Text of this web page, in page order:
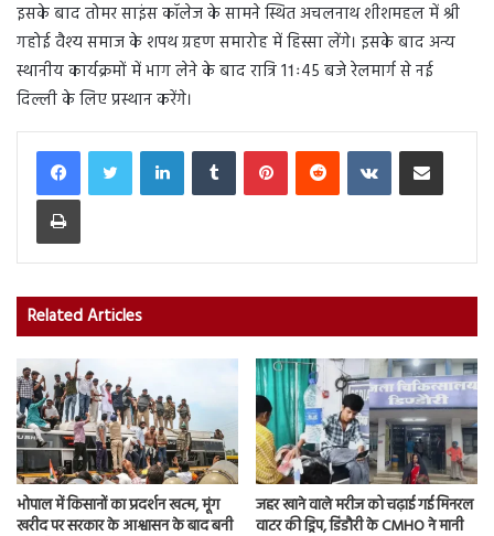
इसके बाद तोमर साइंस कॉलेज के सामने स्थित अचलनाथ शीशमहल में श्री
गहोई वैश्य समाज के शपथ ग्रहण समारोह में हिस्सा लेंगे। इसके बाद अन्य
स्थानीय कार्यक्रमों में भाग लेने के बाद रात्रि 11ः45 बजे रेलमार्ग से नई
दिल्ली के लिए प्रस्थान करेंगे।
LinkedInTumblr PinterestReddit VKontakteShare via Email
Print
Related Articles
भोपाल में किसानों का प्रदर्शन खत्म, मूंग
खरीद पर सरकार के आश्वासन के बाद बनी
जहर खाने वाले मरीज को चढ़ाई गई मिनरल
वाटर की ड्रिप, डिंडौरी के CMHO ने मानी